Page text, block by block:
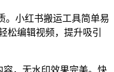
。小红书搬运工具简单易
松编辑视频，提升吸引